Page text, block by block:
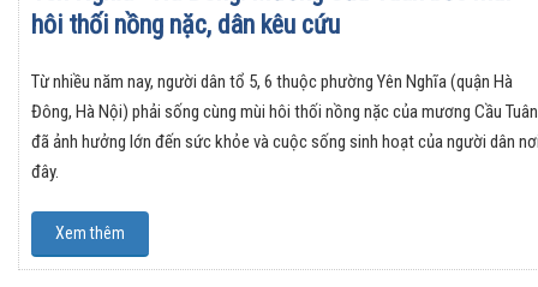
hôi thối nồng nặc, dân kêu cứu
Từ nhiều năm nay, người dân tổ 5, 6 thuộc phường Yên Nghĩa (quận Hà
Đông, Hà Nội) phải sống cùng mùi hôi thối nồng nặc của mương Cầu
đã ảnh hưởng lớn đến sức khỏe và cuộc sống sinh hoạt của người dân
đây.
Xem thêm